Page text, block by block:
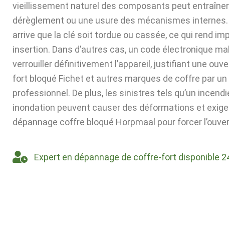
vieillissement naturel des composants peut
dérèglement ou une usure des mécanismes internes.
arrive que la clé soit tordue ou cassée, ce qui rend
insertion. Dans d’autres cas, un code électronique
verrouiller définitivement l’appareil, justifiant une
fort bloqué Fichet et autres marques de coffre par un
professionnel. De plus, les sinistres tels qu’un
inondation peuvent causer des déformations et
dépannage coffre bloqué Horpmaal pour forcer
Expert en dépannage de coffre-fort disponible